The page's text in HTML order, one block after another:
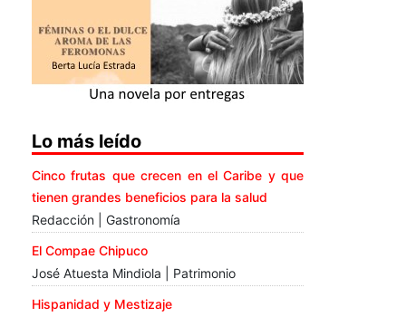
Lo más leído
Cinco frutas que crecen en el Caribe y que
tienen grandes beneficios para la salud
Redacción | Gastronomía
El Compae Chipuco
José Atuesta Mindiola | Patrimonio
Hispanidad y Mestizaje